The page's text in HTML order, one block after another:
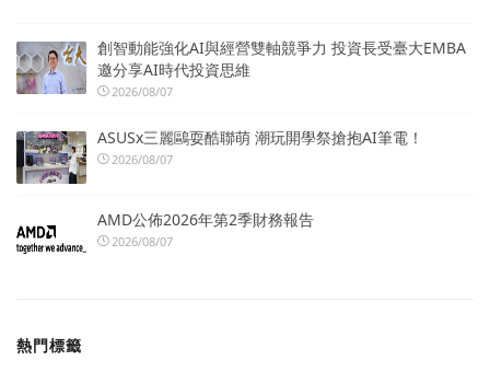
創智動能強化AI與經營雙軸競爭力 投資長受臺大EMBA
邀分享AI時代投資思維
2026/08/07
ASUSx三麗鷗耍酷聯萌 潮玩開學祭搶抱AI筆電！
2026/08/07
AMD公佈2026年第2季財務報告
2026/08/07
熱門標籤